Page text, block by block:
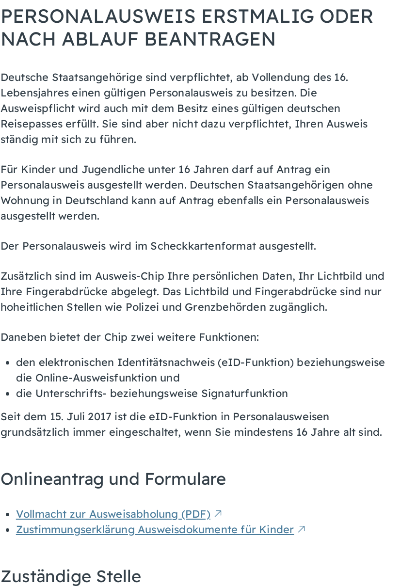
PERSONALAUSWEIS ERSTMALIG ODER
NACH ABLAUF BEANTRAGEN
Deutsche Staatsangehörige sind verpflichtet, ab Vollendung des 16.
Lebensjahres einen gültigen Personalausweis zu besitzen. Die
Ausweispflicht wird auch mit dem Besitz eines gültigen deutschen
Reisepasses erfüllt. Sie sind aber nicht dazu verpflichtet, Ihren Ausweis
ständig mit sich zu führen.
Für Kinder und Jugendliche unter 16 Jahren darf auf Antrag ein
Personalausweis ausgestellt werden. Deutschen Staatsangehörigen ohne
Wohnung in Deutschland kann auf Antrag ebenfalls ein Personalausweis
ausgestellt werden.
Der Personalausweis wird im Scheckkartenformat ausgestellt.
Zusätzlich sind im Ausweis-Chip Ihre persönlichen Daten, Ihr Lichtbild und
Ihre Fingerabdrücke abgelegt. Das Lichtbild und Fingerabdrücke sind nur
hoheitlichen Stellen wie Polizei und Grenzbehörden zugänglich.
Daneben bietet der Chip zwei weitere Funktionen:
den elektronischen Identitätsnachweis (eID-Funktion) beziehungsweise
die Online-Ausweisfunktion und
die Unterschrifts- beziehungsweise Signaturfunktion
Seit dem 15. Juli 2017 ist die eID-Funktion in Personalausweisen
grundsätzlich immer eingeschaltet, wenn Sie mindestens 16 Jahre alt sind.
Onlineantrag und Formulare
Vollmacht zur Ausweisabholung (PDF)
Zustimmungserklärung Ausweisdokumente für Kinder
Zuständige Stelle